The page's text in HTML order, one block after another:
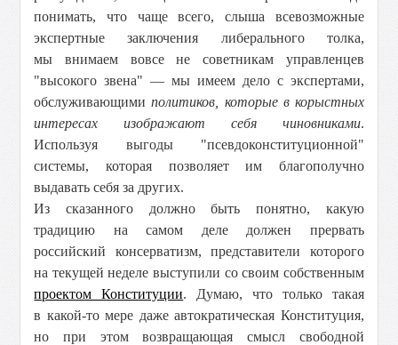
понимать, что чаще всего, слыша всевозможные
экспертные заключения либерального толка,
мы внимаем вовсе не советникам управленцев
"высокого звена" — мы имеем дело с экспертами,
обслуживающимиполитиков, которые в корыстных
интересах изображают себя чиновниками.
Используя выгоды "псевдоконституционной"
системы, которая позволяет им благополучно
выдавать себя за других.
Из сказанного должно быть понятно, какую
традицию на самом деле должен прервать
российский консерватизм, представители которого
на текущей неделе выступили со своим собственным
проектом Конституции. Думаю, что только такая
в какой-то мере даже автократическая Конституция,
но при этом возвращающая смысл свободной